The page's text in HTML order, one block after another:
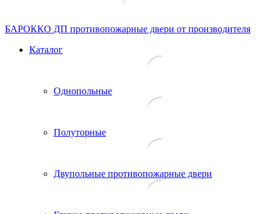
БАРОККО ДП противопожарные двери от производителя
Каталог
Однопольные
Полуторные
Двупольные противопожарные двери